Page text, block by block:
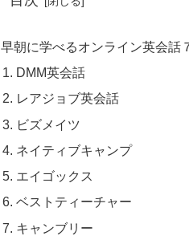
早朝に学べるオンライン英会話
DMM英会話
レアジョブ英会話
ビズメイツ
ネイティブキャンプ
エイゴックス
ベストティーチャー
キャンブリー